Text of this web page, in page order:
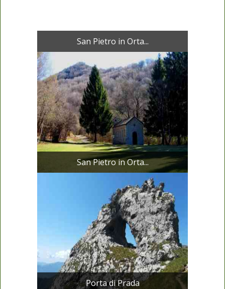
San Pietro in Orta...
San Pietro in Orta...
Porta di Prada